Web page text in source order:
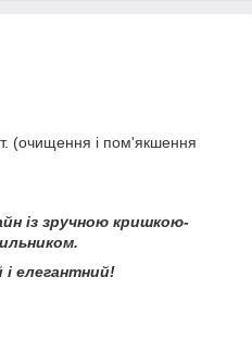
(очищення і пом'якшення
із зручною кришкою-
елегантний!